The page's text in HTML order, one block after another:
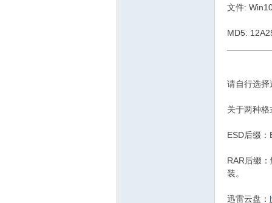
文件:
MD5:
请自行选择
关于两种
ESD后缀
RAR后缀
装。
迅雷云盘：